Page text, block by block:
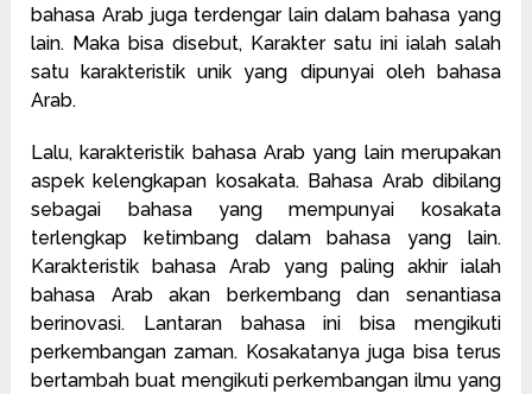
bahasa Arab juga terdengar lain dalam bahasa yang
lain. Maka bisa disebut, Karakter satu ini ialah salah
satu karakteristik unik yang dipunyai oleh bahasa
Arab.
Lalu, karakteristik bahasa Arab yang lain merupakan
aspek kelengkapan kosakata. Bahasa Arab dibilang
sebagai bahasa yang mempunyai kosakata
terlengkap ketimbang dalam bahasa yang lain.
Karakteristik bahasa Arab yang paling akhir ialah
bahasa Arab akan berkembang dan senantiasa
berinovasi. Lantaran bahasa ini bisa mengikuti
perkembangan zaman. Kosakatanya juga bisa terus
bertambah buat mengikuti perkembangan ilmu yang